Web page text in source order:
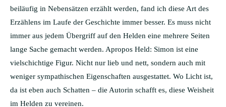
beiläufig in Nebensätzen erzählt werden, fand ich diese Art des
Erzählens im Laufe der Geschichte immer besser. Es muss nicht
immer aus jedem Übergriff auf den Helden eine mehrere Seiten
lange Sache gemacht werden. Apropos Held: Simon ist eine
vielschichtige Figur. Nicht nur lieb und nett, sondern auch mit
weniger sympathischen Eigenschaften ausgestattet. Wo Licht ist,
da ist eben auch Schatten – die Autorin schafft es, diese Weisheit
im Helden zu vereinen.